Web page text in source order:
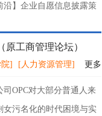
沿】企业自愿信息披露策
原工商管理论坛）
] [人力资源管理] 更多
司OPC对大部分普通人来
命题-精装PPT
女污名化的时代困境与实